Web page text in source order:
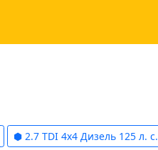
⬢ 2.7 TDI 4x4 Дизель 125 л. с.